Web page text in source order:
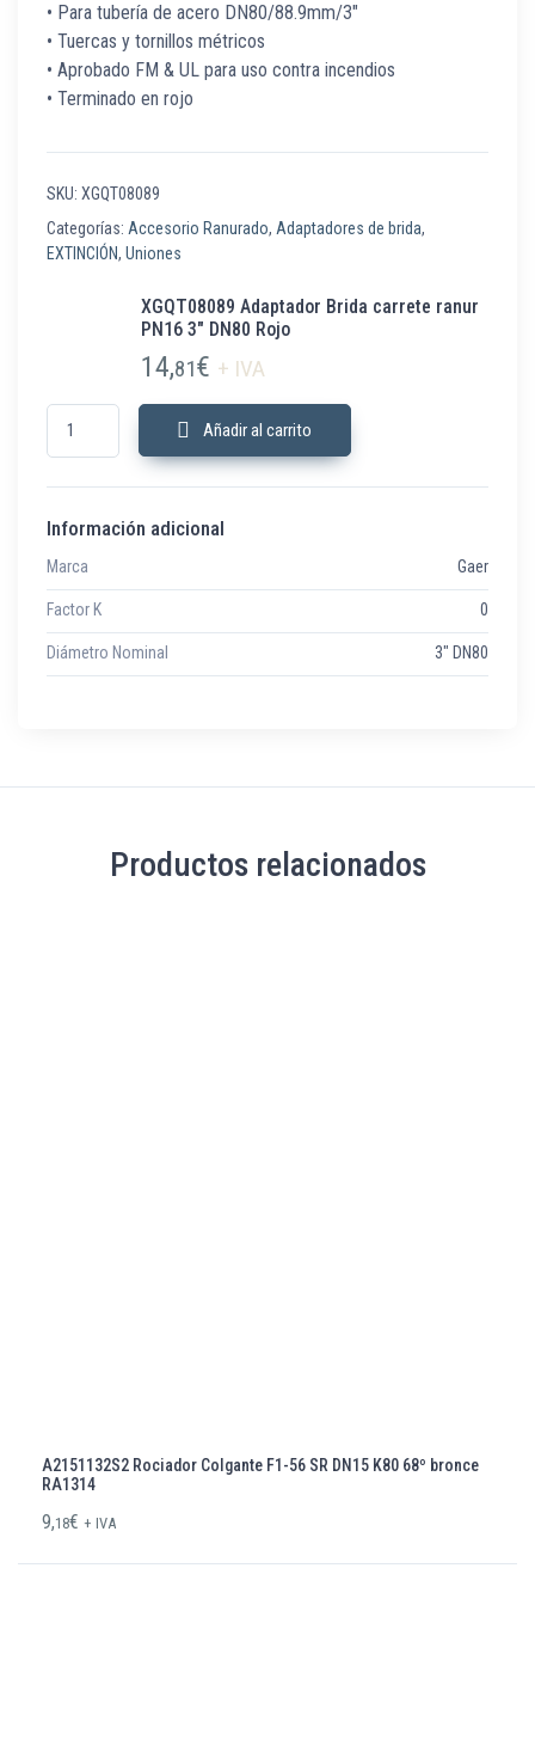
• Para tubería de acero DN80/88.9mm/3″
• Tuercas y tornillos métricos
• Aprobado FM & UL para uso contra incendios
• Terminado en rojo
SKU: XGQT08089
Categorías: Accesorio Ranurado, Adaptadores de brida,
EXTINCIÓN, Uniones
XGQT08089 Adaptador Brida carrete ranur
PN16 3″ DN80 Rojo
14,81€ + IVA
XGQT08089 Adaptador Brida carrete ranur PN16 3" DN80 Rojo cantidad
Añadir al carrito
Información adicional
Marca Gaer
Factor K 0
Diámetro Nominal 3" DN80
Productos relacionados
A2151132S2 Rociador Colgante F1-56 SR DN15 K80 68º bronce
RA1314
9,18€ + IVA